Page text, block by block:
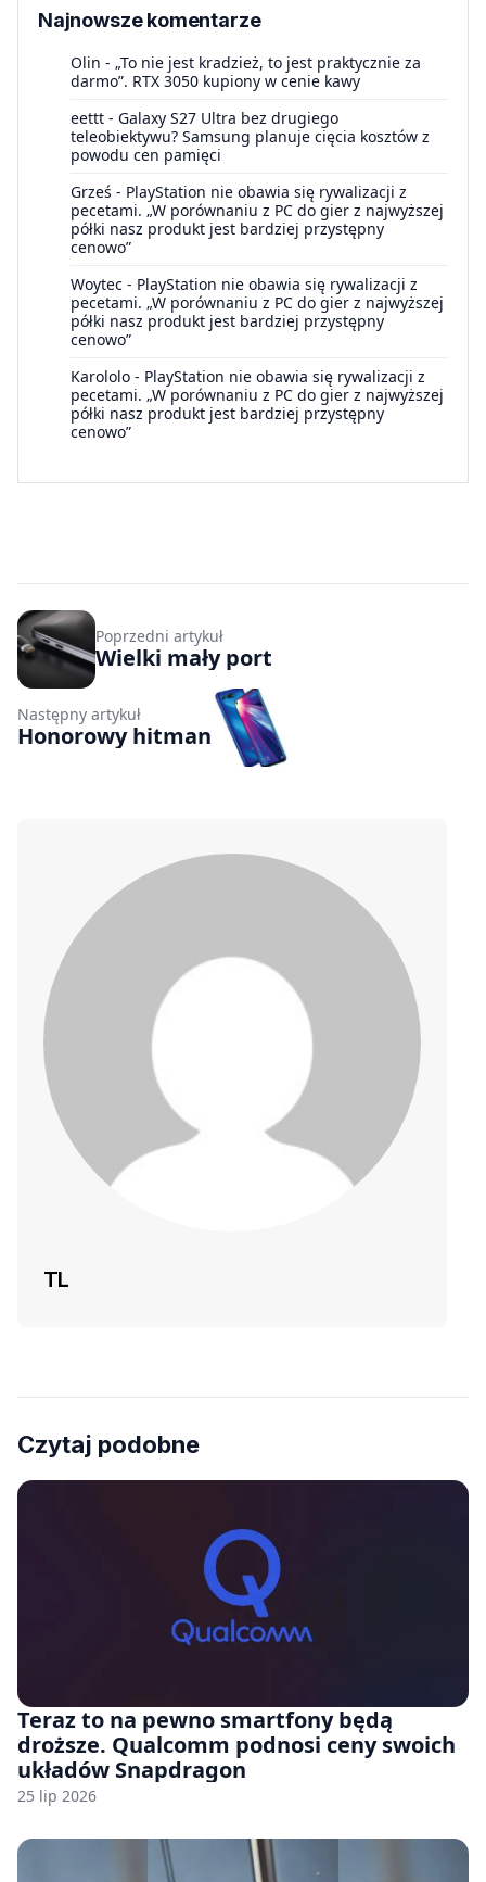
Najnowsze komentarze
Olin - „To nie jest kradzież, to jest praktycznie za
darmo”. RTX 3050 kupiony w cenie kawy
eettt - Galaxy S27 Ultra bez drugiego
teleobiektywu? Samsung planuje cięcia kosztów z
powodu cen pamięci
Grześ - PlayStation nie obawia się rywalizacji z
pecetami. „W porównaniu z PC do gier z najwyższej
półki nasz produkt jest bardziej przystępny
cenowo”
Woytec - PlayStation nie obawia się rywalizacji z
pecetami. „W porównaniu z PC do gier z najwyższej
półki nasz produkt jest bardziej przystępny
cenowo”
Karololo - PlayStation nie obawia się rywalizacji z
pecetami. „W porównaniu z PC do gier z najwyższej
półki nasz produkt jest bardziej przystępny
cenowo”
Poprzedni artykuł
Wielki mały port
Następny artykuł
Honorowy hitman
TL
Czytaj podobne
Teraz to na pewno smartfony będą
droższe. Qualcomm podnosi ceny swoich
układów Snapdragon
25 lip 2026